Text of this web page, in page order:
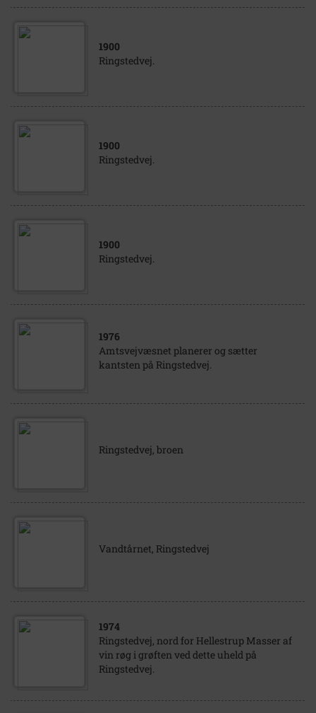
1900
Ringstedvej.
1900
Ringstedvej.
1900
Ringstedvej.
1976
Amtsvejvæsnet planerer og sætter
kantsten på Ringstedvej.
Ringstedvej, broen
Vandtårnet, Ringstedvej
1974
Ringstedvej, nord for Hellestrup Masser af
vin røg i grøften ved dette uheld på
Ringstedvej.